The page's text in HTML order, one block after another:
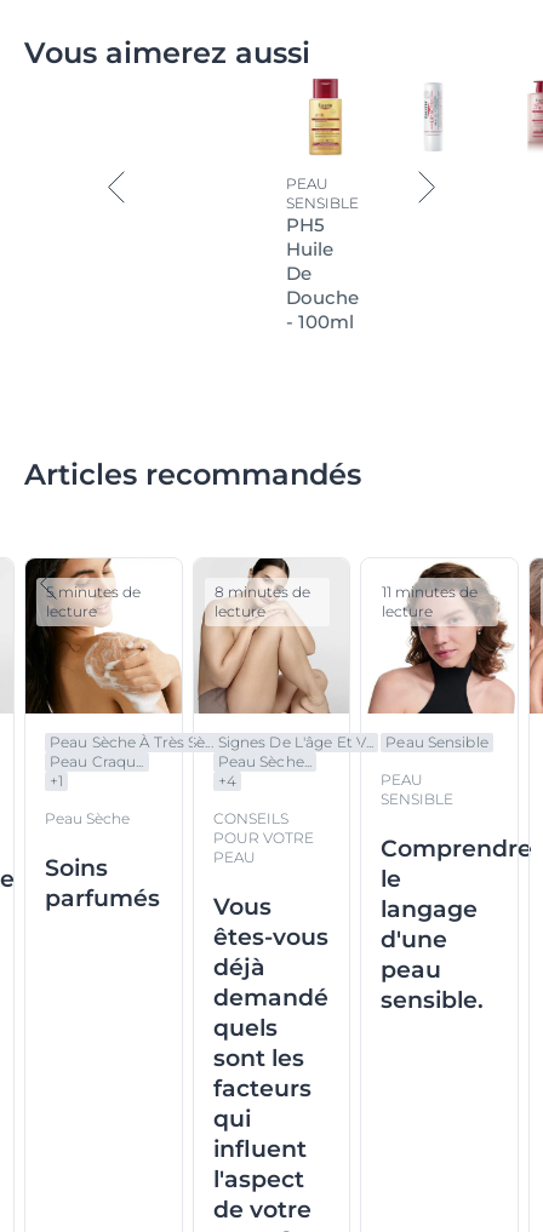
Vous aimerez aussi
PEAU
SENSIBLE
PH5
Huile
De
Douche
- 100ml
Articles recommandés
Peau Sèche À Très Sè...
Peau Craqu...
+1
Peau Sèche
Soins
parfumés
5 minutes de
lecture
Signes De L'âge Et V...
Peau Sèche...
+4
CONSEILS
POUR VOTRE
PEAU
Vous
êtes-vous
déjà
demandé
quels
sont les
facteurs
qui
influent
l'aspect
de votre
8 minutes de
lecture
Peau Sensible
PEAU
SENSIBLE
Comprendre
le
langage
d'une
peau
sensible.
11 minutes de
lecture